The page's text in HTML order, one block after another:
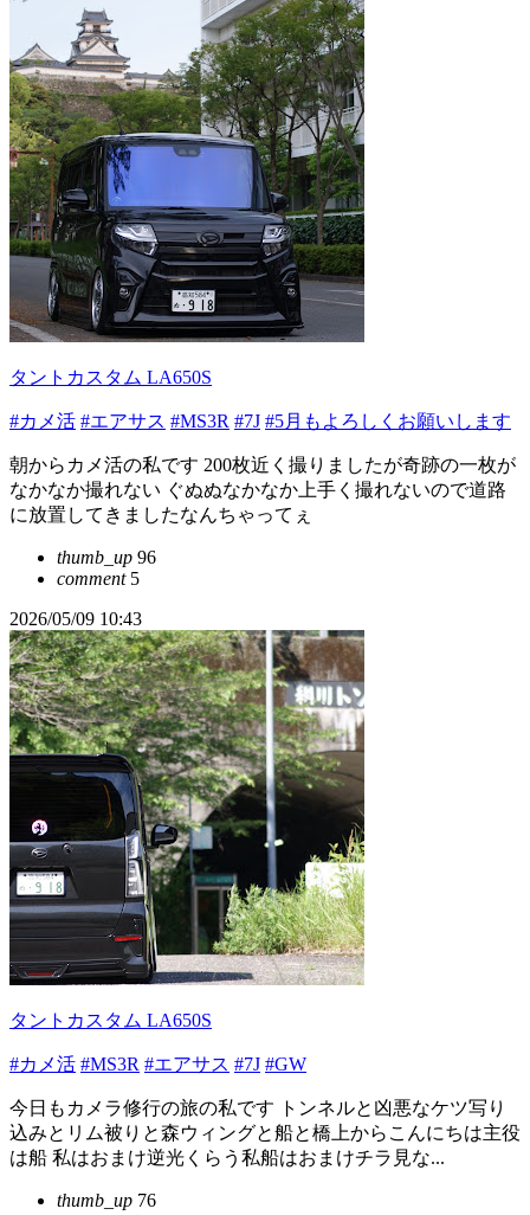
タントカスタム LA650S
#カメ活 #エアサス #MS3R #7J #5月もよろしくお願いします
朝からカメ活の私です 200枚近く撮りましたが奇跡の一枚が
なかなか撮れない ぐぬぬなかなか上手く撮れないので道路
に放置してきましたなんちゃってぇ
thumb_up 96
comment5
2026/05/09 10:43
タントカスタム LA650S
#カメ活 #MS3R #エアサス #7J #GW
今日もカメラ修行の旅の私です トンネルと凶悪なケツ写り
込みとリム被りと森ウィングと船と橋上からこんにちは主役
は船 私はおまけ逆光くらう私船はおまけチラ見な...
thumb_up 76